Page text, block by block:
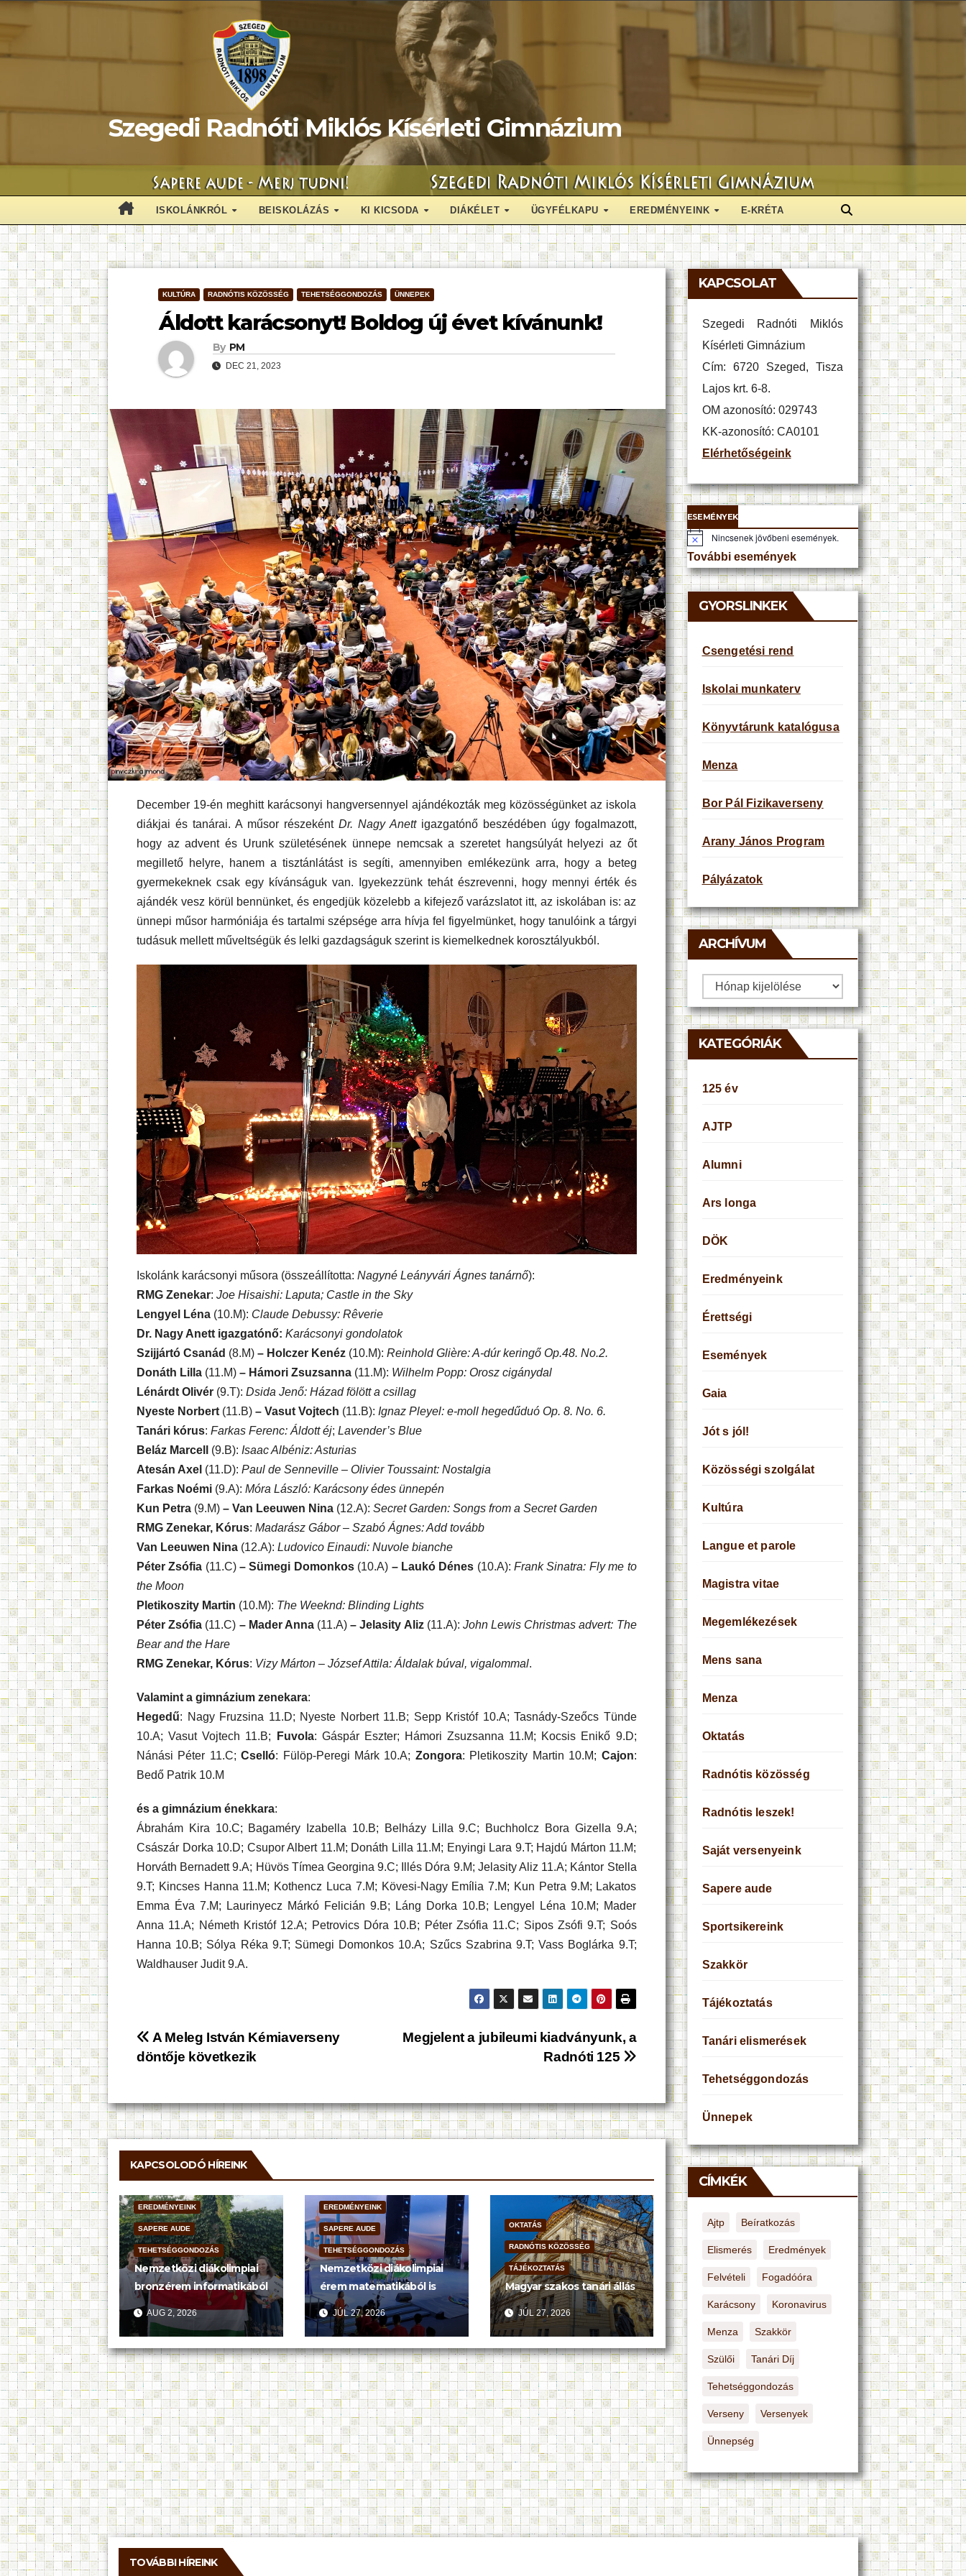
content
Szegedi Radnóti Miklós Kísérleti Gimnázium
ISKOLÁNKRÓL BEISKOLÁZÁS KI KICSODA DIÁKÉLET ÜGYFÉLKAPU EREDMÉNYEINK E-KRÉTA
KULTÚRA RADNÓTIS KÖZÖSSÉG TEHETSÉGGONDOZÁS ÜNNEPEK
Áldott karácsonyt! Boldog új évet kívánunk!
By PM
DEC 21, 2023
December 19-én meghitt karácsonyi hangversennyel ajándékozták meg közösségünket az iskola
diákjai és tanárai. A műsor részeként Dr. Nagy Anettigazgatónő beszédében úgy fogalmazott,
hogy az advent és Urunk születésének ünnepe nemcsak a szeretet hangsúlyát helyezi az őt
megillető helyre, hanem a tisztánlátást is segíti, amennyiben emlékezünk arra, hogy a beteg
gyermekeknek csak egy kívánságuk van. Igyekezzünk tehát észrevenni, hogy mennyi érték és
ajándék vesz körül bennünket, és engedjük közelebb a kifejező varázslatot itt, az iskolában is: az
ünnepi műsor harmóniája és tartalmi szépsége arra hívja fel figyelmünket, hogy tanulóink a tárgyi
tudásuk mellett műveltségük és lelki gazdagságuk szerint is kiemelkednek korosztályukból.
Iskolánk karácsonyi műsora (összeállította: Nagyné Leányvári Ágnes tanárnő):
RMG Zenekar: Joe Hisaishi: Laputa; Castle in the Sky
Lengyel Léna (10.M): Claude Debussy: Rêverie
Dr. Nagy Anett igazgatónő: Karácsonyi gondolatok
Szijjártó Csanád (8.M) – Holczer Kenéz (10.M): Reinhold Glière: A-dúr keringő Op.48. No.2.
Donáth Lilla (11.M) – Hámori Zsuzsanna (11.M): Wilhelm Popp: Orosz cigánydal
Lénárdt Olivér (9.T): Dsida Jenő: Házad fölött a csillag
Nyeste Norbert (11.B) – Vasut Vojtech (11.B): Ignaz Pleyel: e-moll hegedűduó Op. 8. No. 6.
Tanári kórus: Farkas Ferenc: Áldott éj; Lavender’s Blue
Beláz Marcell (9.B): Isaac Albéniz: Asturias
Atesán Axel (11.D): Paul de Senneville – Olivier Toussaint: Nostalgia
Farkas Noémi (9.A): Móra László: Karácsony édes ünnepén
Kun Petra (9.M) – Van Leeuwen Nina (12.A): Secret Garden: Songs from a Secret Garden
RMG Zenekar, Kórus: Madarász Gábor – Szabó Ágnes: Add tovább
Van Leeuwen Nina (12.A): Ludovico Einaudi: Nuvole bianche
Péter Zsófia (11.C)– Sümegi Domonkos (10.A) – Laukó Dénes (10.A):Frank Sinatra: Fly me to
the Moon
Pletikoszity Martin (10.M): The Weeknd: Blinding Lights
Péter Zsófia (11.C) – Mader Anna (11.A) – Jelasity Aliz (11.A): John Lewis Christmas advert: The
Bear and the Hare
RMG Zenekar, Kórus: Vizy Márton – József Attila: Áldalak búval, vigalommal.
Valamint a gimnázium zenekara:
Hegedű: Nagy Fruzsina 11.D; Nyeste Norbert 11.B; Sepp Kristóf 10.A; Tasnády-Szeőcs Tünde
10.A; Vasut Vojtech 11.B;
Fuvola: Gáspár Eszter; Hámori Zsuzsanna 11.M; Kocsis Enikő 9.D;
Nánási Péter 11.C;Cselló: Fülöp-Peregi Márk 10.A; Zongora: Pletikoszity Martin 10.M; Cajon:
Bedő Patrik 10.M
és a gimnázium énekkara:
Ábrahám Kira 10.C; Bagaméry Izabella 10.B; Belházy Lilla 9.C; Buchholcz Bora Gizella 9.A;
Császár Dorka 10.D; Csupor Albert 11.M; Donáth Lilla 11.M; Enyingi Lara 9.T; Hajdú Márton 11.M;
Horváth Bernadett 9.A; Hüvös Tímea Georgina 9.C; Illés Dóra 9.M; Jelasity Aliz 11.A; Kántor Stella
9.T; Kincses Hanna 11.M; Kothencz Luca 7.M; Kövesi-Nagy Emília 7.M; Kun Petra 9.M; Lakatos
Emma Éva 7.M; Laurinyecz Márkó Felicián 9.B; Láng Dorka 10.B; Lengyel Léna 10.M; Mader
Anna 11.A; Németh Kristóf 12.A; Petrovics Dóra 10.B; Péter Zsófia 11.C; Sipos Zsófi 9.T; Soós
Hanna 10.B; Sólya Réka 9.T; Sümegi Domonkos 10.A; Szűcs Szabrina 9.T; Vass Boglárka 9.T;
Waldhauser Judit 9.A.
Bejegyzés
navigáció
Megjelent a jubileumi kiadványunk, a
Radnóti 125
A Meleg István Kémiaverseny
döntője következik
KAPCSOLODÓ HÍREINK
EREDMÉNYEINK
SAPERE AUDE
TEHETSÉGGONDOZÁS
Nemzetközi diákolimpiai
bronzérem informatikából
AUG 2, 2026
EREDMÉNYEINK
SAPERE AUDE
TEHETSÉGGONDOZÁS
Nemzetközi diákolimpiai
érem matematikából is
JÚL 27, 2026
OKTATÁS
RADNÓTIS KÖZÖSSÉG
TÁJÉKOZTATÁS
Magyar szakos tanári állás
JÚL 27, 2026
KAPCSOLAT
Szegedi Radnóti Miklós
Kísérleti Gimnázium
Cím: 6720 Szeged, Tisza
Lajos krt. 6-8.
OM azonosító: 029743
KK-azonosító: CA0101
Elérhetőségeink
ESEMÉNYEK
N
o
t
i
c
e
Nincsenek jövőbeni események.
További események
GYORSLINKEK
Csengetési rend
Iskolai munkaterv
Könyvtárunk katalógusa
Menza
Bor Pál Fizikaverseny
Arany János Program
Pályázatok
ARCHÍVUM
Archívum
KATEGÓRIÁK
125 év
AJTP
Alumni
Ars longa
DÖK
Eredményeink
Érettségi
Események
Gaia
Jót s jól!
Közösségi szolgálat
Kultúra
Langue et parole
Magistra vitae
Megemlékezések
Mens sana
Menza
Oktatás
Radnótis közösség
Radnótis leszek!
Saját versenyeink
Sapere aude
Sportsikereink
Szakkör
Tájékoztatás
Tanári elismerések
Tehetséggondozás
Ünnepek
CÍMKÉK
Ajtp Beíratkozás
Elismerés Eredmények
Felvételi Fogadóóra
Karácsony Koronavirus
Menza Szakkör
Szülői Tanári Díj
Tehetséggondozás
Verseny Versenyek
Ünnepség
TOVÁBBI HÍREINK